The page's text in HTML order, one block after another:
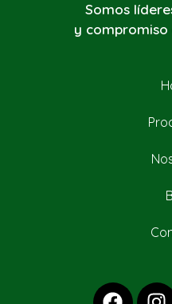
Somos
y compromiso